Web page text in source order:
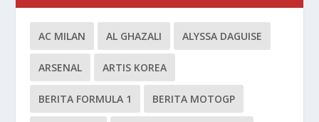
AC MILAN AL GHAZALI ALYSSA DAGUISE
ARSENAL ARTIS KOREA
BERITA FORMULA 1 BERITA MOTOGP